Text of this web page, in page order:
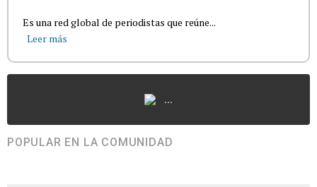
Es una red global de periodistas que reúne...
Leer más
...
POPULAR EN LA COMUNIDAD